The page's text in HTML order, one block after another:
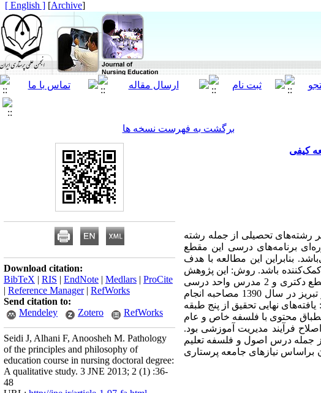
[
Archive
]
[ English ]
برگشت به فهرست نسخه ها
کیفی
رشته‌های تحصیلی از جمله رشته
برنامه‌های درسی این مقطع
بنابراین این مطالعه با هدف
باشد. روش: این پژوهش
یک مطالعه کیفی با روش آنالیز محتوی است. با روش نمونه‌گیری مبتنی بر هدف با 11 دانشجو مقطع دکتری و 2 مدرس واحد درسی
اصول و فلسفه تعلیم و تربیت از دانشگاه‌های تربیت مدرس، تهران، علوم بهزیستی و توانبخشی و تبریز در سال 1390 مصاحبه انجام
نهایی تحقیق از پنج طبقه
محتوی با فلسفه خاص و عام
فرآیند مدیریت آموزشی بود.
جمله درس اصول و فلسفه تعلیم
نیازهای جامعه پرستاری
Download citation:
BibTeX | RIS | EndNote | Medlars | ProCite
| Reference Manager| RefWorks
Send citation to:
Mendeley
Zotero RefWorks
Seidi J, Alhani F, Anoosheh M. Pathology
of the principles and philosophy of
education course in nursing doctoral degree:
A qualitative study. 3 JNE 2013; 2 (1) :36-
48